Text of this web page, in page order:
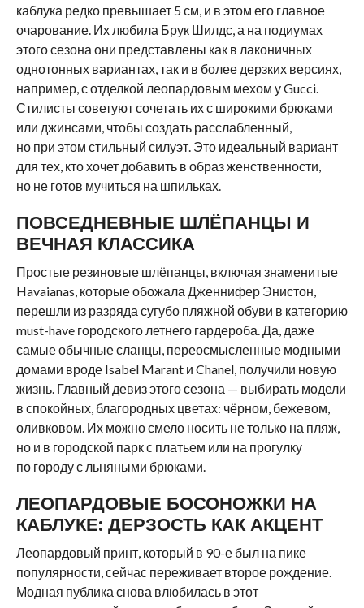
каблука редко превышает 5 см, и в этом его главное
очарование. Их любила Брук Шилдс, а на подиумах
этого сезона они представлены как в лаконичных
однотонных вариантах, так и в более дерзких версиях,
например, с отделкой леопардовым мехом у Gucci.
Стилисты советуют сочетать их с широкими брюками
или джинсами, чтобы создать расслабленный,
но при этом стильный силуэт. Это идеальный вариант
для тех, кто хочет добавить в образ женственности,
но не готов мучиться на шпильках.
ПОВСЕДНЕВНЫЕ ШЛЁПАНЦЫ И
ВЕЧНАЯ КЛАССИКА
Простые резиновые шлёпанцы, включая знаменитые
Havaianas, которые обожала Дженнифер Энистон,
перешли из разряда сугубо пляжной обуви в категорию
must-have городского летнего гардероба. Да, даже
самые обычные сланцы, переосмысленные модными
домами вроде Isabel Marant и Chanel, получили новую
жизнь. Главный девиз этого сезона — выбирать модели
в спокойных, благородных цветах: чёрном, бежевом,
оливковом. Их можно смело носить не только на пляж,
но и в городской парк с платьем или на прогулку
по городу с льняными брюками.
ЛЕОПАРДОВЫЕ БОСОНОЖКИ НА
КАБЛУКЕ: ДЕРЗОСТЬ КАК АКЦЕНТ
Леопардовый принт, который в 90-е был на пике
популярности, сейчас переживает второе рождение.
Модная публика снова влюбилась в этот